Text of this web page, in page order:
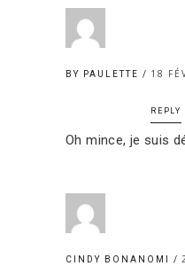
BY PAULETTE 18
REPLY
Oh mince, je suis
CINDY BONANOMI